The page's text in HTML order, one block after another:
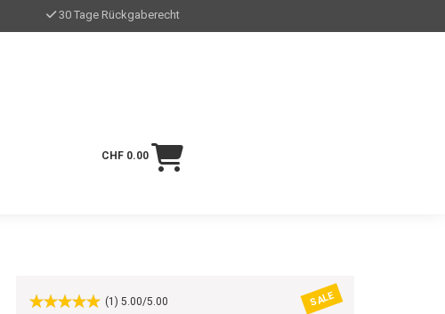
30 Tage Rückgaberecht
CHF 0.00
SALE
(1) 5.00/5.00